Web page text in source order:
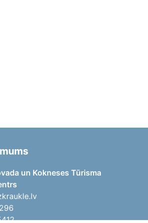
un Kokneses Tūrisma